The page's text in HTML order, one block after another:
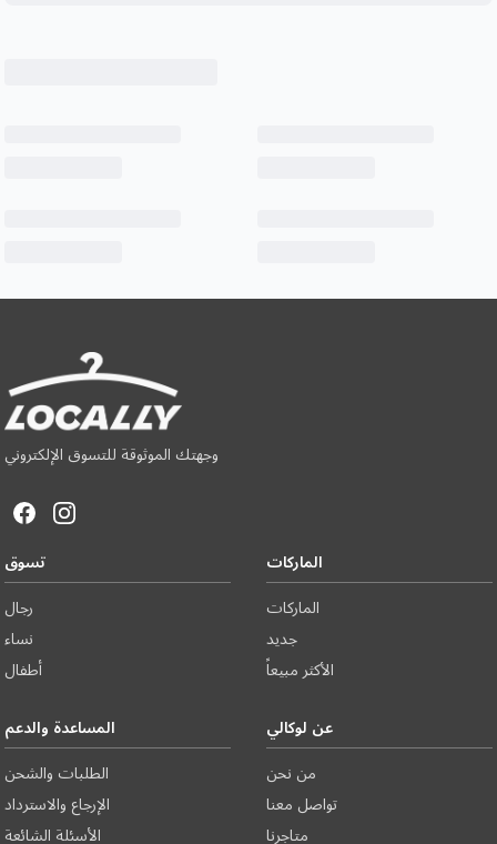
وجهتك الموثوقة للتسوق الإلكتروني
تسوق
رجال
نساء
أطفال
الماركات
الماركات
جديد
الأكثر مبيعاً
المساعدة والدعم
الطلبات والشحن
الإرجاع والاسترداد
الأسئلة الشائعة
عن لوكالي
من نحن
تواصل معنا
متاجرنا